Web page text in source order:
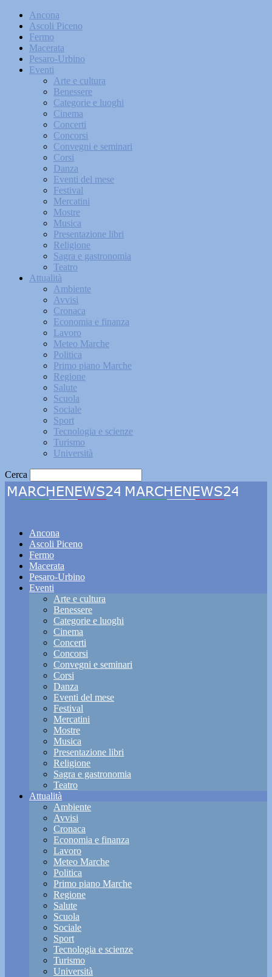
Ancona
Ascoli Piceno
Fermo
Macerata
Pesaro-Urbino
Eventi
Arte e cultura
Benessere
Categorie e luoghi
Cinema
Concerti
Concorsi
Convegni e seminari
Corsi
Danza
Eventi del mese
Festival
Mercatini
Mostre
Musica
Presentazione libri
Religione
Sagra e gastronomia
Teatro
Attualità
Ambiente
Avvisi
Cronaca
Economia e finanza
Lavoro
Meteo Marche
Politica
Primo piano Marche
Regione
Salute
Scuola
Sociale
Sport
Tecnologia e scienze
Turismo
Università
Cerca
Ancona
Ascoli Piceno
Fermo
Macerata
Pesaro-Urbino
Eventi
Arte e cultura
Benessere
Categorie e luoghi
Cinema
Concerti
Concorsi
Convegni e seminari
Corsi
Danza
Eventi del mese
Festival
Mercatini
Mostre
Musica
Presentazione libri
Religione
Sagra e gastronomia
Teatro
Attualità
Ambiente
Avvisi
Cronaca
Economia e finanza
Lavoro
Meteo Marche
Politica
Primo piano Marche
Regione
Salute
Scuola
Sociale
Sport
Tecnologia e scienze
Turismo
Università